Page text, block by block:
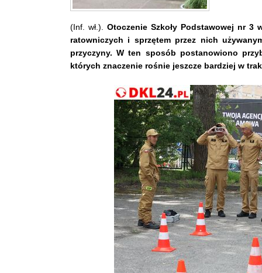
(Inf. wł.). Otoczenie Szkoły Podstawowej nr 3
ratowniczych i sprzętem przez nich
przyczyny. W ten sposób postanowiono
których znaczenie rośnie jeszcze bardziej w